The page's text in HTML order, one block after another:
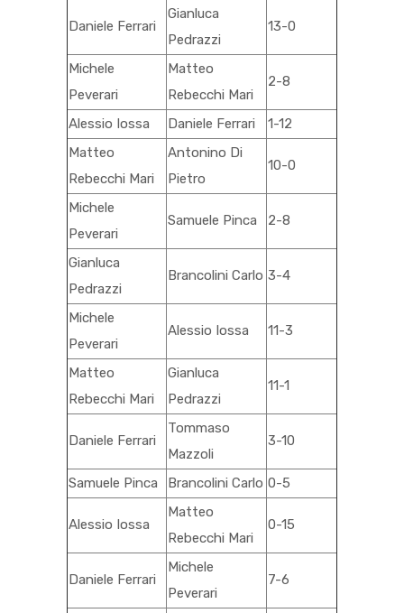
Daniele Ferrari
Gianluca
Pedrazzi
13-0
Michele
Peverari
Matteo
Rebecchi Mari
2-8
Alessio Iossa Daniele Ferrari
1-12
Matteo
Rebecchi Mari
Antonino Di
Pietro
10-0
Michele
Peverari
Samuele Pinca 2-8
Gianluca
Pedrazzi
Brancolini Carlo 3-4
Michele
Peverari
Alessio Iossa 11-3
Matteo
Rebecchi Mari
Gianluca
Pedrazzi
11-1
Daniele Ferrari
Tommaso
Mazzoli
3-10
Samuele Pinca Brancolini Carlo 0-5
Alessio Iossa
Matteo
Rebecchi Mari
0-15
Daniele Ferrari
Michele
Peverari
7-6